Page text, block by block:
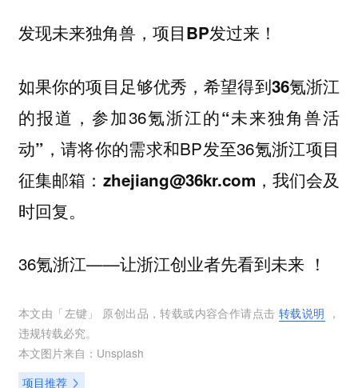
发现未来独角兽，项目BP发过来！
如果你的项目足够优秀，希望得到36氪浙江
的报道 ，参加36氪浙江的“未来独角兽活
动” ，请将你的需求和BP发至36氪浙江项目
征集邮箱： zhejiang@36kr.com ，我们会及
时回复。
36氪浙江——让浙江创业者先看到未来 ！
本文由「 左键 」 原创出品，转载或内容合作请点击 转载说明 ，
违规转载必究。
本文图片来自： Unsplash
项目推荐